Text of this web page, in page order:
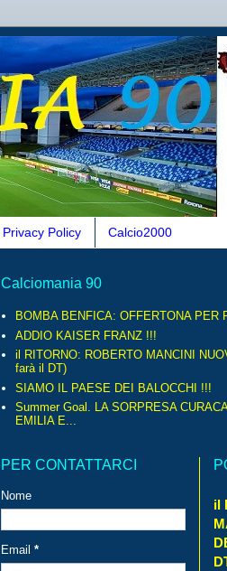
Privacy Policy Calcio2000
Calciomania 90
BOMBA BENFICA: OFFERTONA PER
ADDIO KAISER FRANZ !!!
il RITORNO: ROBERTO MANCINI
farà il DT)
SIAMO IL PAESE DEI BALOCCHI !!!
Summer Goal. LA SORPRESA
EMILIA E...
PER CONTATTARCI
Nome
Email *
il